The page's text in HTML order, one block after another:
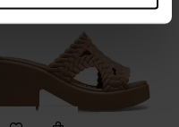
-20%